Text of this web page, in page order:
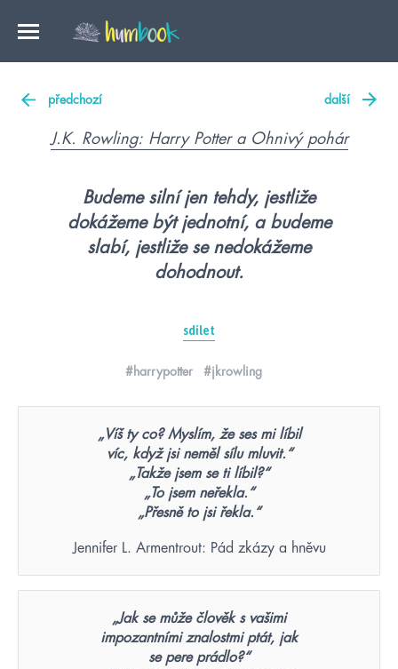
předchozí další
J.K. Rowling: Harry Potter a Ohnivý pohár
Budeme silní jen tehdy, jestliže
dokážeme být jednotní, a budeme
slabí, jestliže se nedokážeme
dohodnout.
sdílet
#harrypotter #jkrowling
„Víš ty co? Myslím, že ses mi líbil
víc, když jsi neměl sílu mluvit.“
„Takže jsem se ti líbil?“
„To jsem neřekla.“
„Přesně to jsi řekla.“
Jennifer L. Armentrout: Pád zkázy a hněvu
„Jak se může člověk s vašimi
impozantními znalostmi ptát, jak
se pere prádlo?“